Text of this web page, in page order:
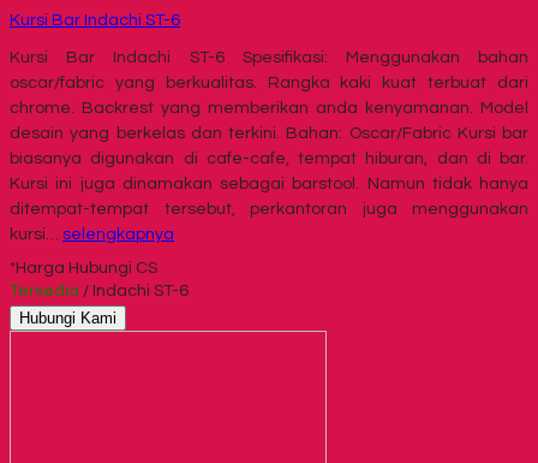
Kursi Bar Indachi ST-6
Kursi Bar Indachi ST-6 Spesifikasi: Menggunakan bahan
oscar/fabric yang berkualitas. Rangka kaki kuat terbuat dari
chrome. Backrest yang memberikan anda kenyamanan. Model
desain yang berkelas dan terkini. Bahan: Oscar/Fabric Kursi bar
biasanya digunakan di cafe-cafe, tempat hiburan, dan di bar.
Kursi ini juga dinamakan sebagai barstool. Namun tidak hanya
ditempat-tempat tersebut, perkantoran juga menggunakan
kursi… selengkapnya
*Harga Hubungi CS
Tersedia / Indachi ST-6
Hubungi Kami